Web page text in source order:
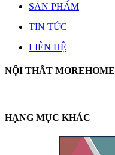
SẢN PHẨM
TIN TỨC
LIÊN HỆ
NỘI THẤT MOREHOME
HẠNG MỤC KHÁC